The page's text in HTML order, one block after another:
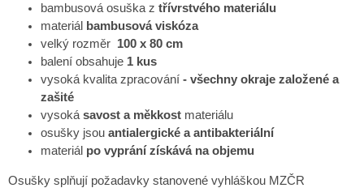
bambusová osuška z třívrstvého materiálu
materiál
bambusová viskóza
velký rozměr 100 x 80 cm
balení obsahuje 1 kus
vysoká kvalita zpracování - všechny okraje založené a
zašité
vysoká savost a měkkost materiálu
osušky jsou antialergické a antibakteriální
materiál po vyprání získává na objemu
Osušky splňují požadavky stanovené vyhláškou MZČR